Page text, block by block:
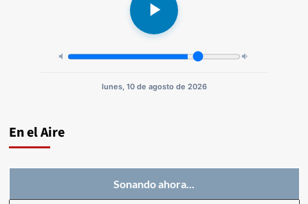
lunes, 10 de agosto de 2026
En el Aire
Sonando ahora...